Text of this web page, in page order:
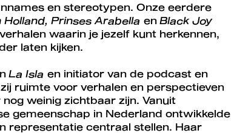
en stereotypen. Onze eerdere
Holland, Prinses Arabella en Black Joy
waarin je jezelf kunt herkennen,
laten kijken.
La Isla en initiator van de podcast en
ruimte voor verhalen en perspectieven
weinig zichtbaar zijn. Vanuit
gemeenschap in Nederland ontwikkelde
representatie centraal stellen. Haar